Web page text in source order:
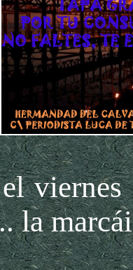
a
la